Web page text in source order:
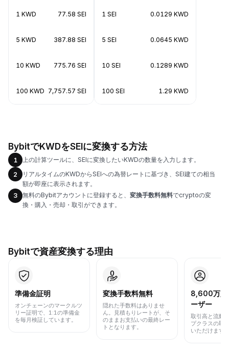
1 KWD 77.58 SEI
5 KWD 387.88 SEI
10 KWD 775.76 SEI
100 KWD 7,757.57 SEI
1 SEI 0.0129 KWD
5 SEI 0.0645 KWD
10 SEI 0.1289 KWD
100 SEI 1.29 KWD
BybitでKWDをSEIに変換する方法
1
上の計算ツールに、SEIに変換したいKWDの数量を入力します。
2
リアルタイムのKWDからSEIへの為替レートに基づき、SEI建ての相当
額が即座に表示されます。
3
無料のBybitアカウントに登録すると、 変換手数料無料でcryptoの変
換・購入・売却・取引ができます。
Bybitで資産変換する理由
準備金証明
オンチェーンのマークルツ
リー証明で、1:1の準備金
を毎月検証しています。
変換手数料無料
隠れた手数料はありませ
ん。見積もりレートが、そ
のままお支払いの最終レー
トとなります。
8,600万人
ーザー
取引高と流動
プクラスの取
いただけます